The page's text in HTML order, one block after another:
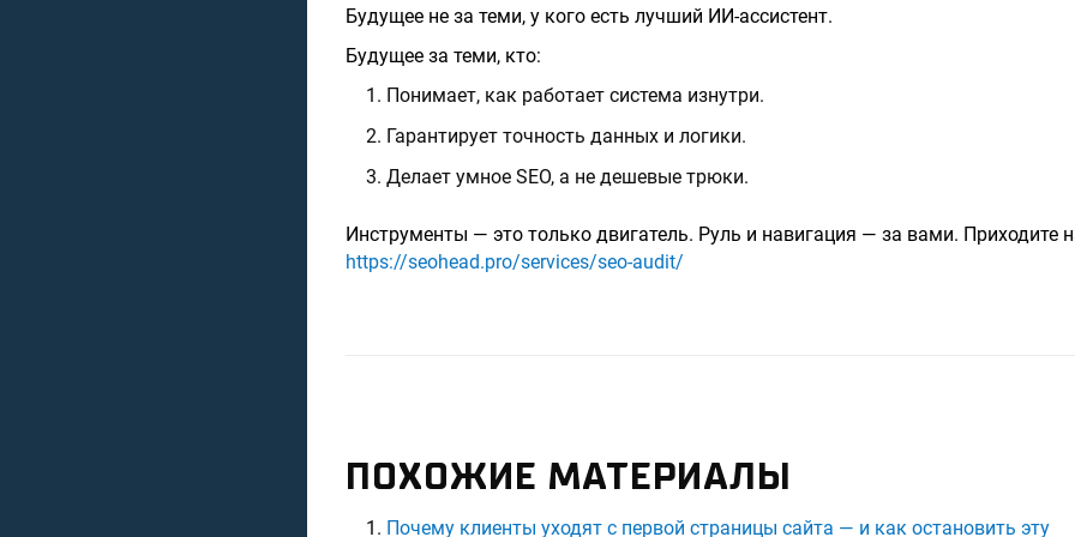
Будущее не за теми, у кого есть лучший ИИ-ассистент.
Будущее за теми, кто:
Понимает, как работает система изнутри.
Гарантирует точность данных и логики.
Делает умное SEO, а не дешевые трюки.
Инструменты — это только двигатель. Руль и навигация — за вами. Приходите
https://seohead.pro/services/seo-audit/
ПОХОЖИЕ МАТЕРИАЛЫ
Почему клиенты уходят с первой страницы сайта — и как остановить эту